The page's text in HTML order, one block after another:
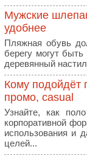
Мужские
удобнее
Пляжная обувь
берегу могут
деревянный
Кому подойдёт
промо, casual
Узнайте, как
корпоративной
использования и
целей...